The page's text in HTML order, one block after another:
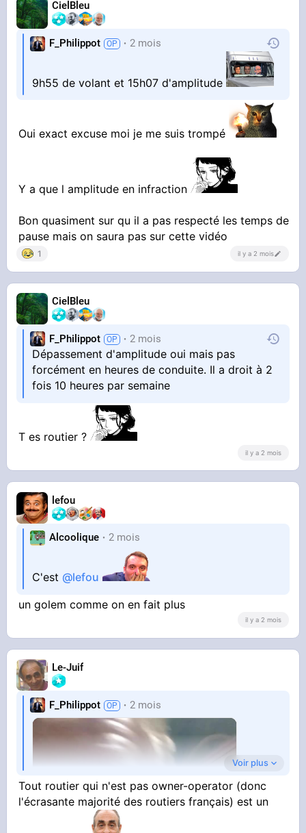
CielBleu
F_Philippot 2 mois
9h55 de volant et 15h07 d'amplitude
Oui exact excuse moi je me suis trompé
Y a que l amplitude en infraction
Bon quasiment sur qu il a pas respecté les temps de
pause mais on saura pas sur cette vidéo
1 il y a 2 mois
CielBleu
F_Philippot 2 mois
Dépassement d'amplitude oui mais pas
forcément en heures de conduite. Il a droit à 2
fois 10 heures par semaine
T es routier ?
il y a 2 mois
lefou
Alcoolique 2 mois
C'est @lefou
un golem comme on en fait plus
il y a 2 mois
Le-Juif
F_Philippot 2 mois
Voir plus
Tout routier qui n'est pas owner-operator (donc
l'écrasante majorité des routiers français) est un